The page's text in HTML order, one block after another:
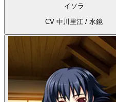
イソラ
CV 中川里江 / 水鏡